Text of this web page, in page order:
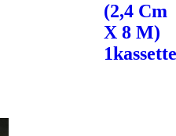
(2,4 Cm
X 8 M)